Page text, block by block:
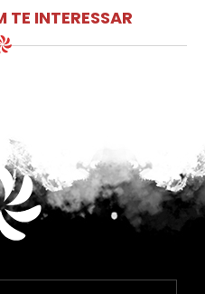
TE INTERESSAR